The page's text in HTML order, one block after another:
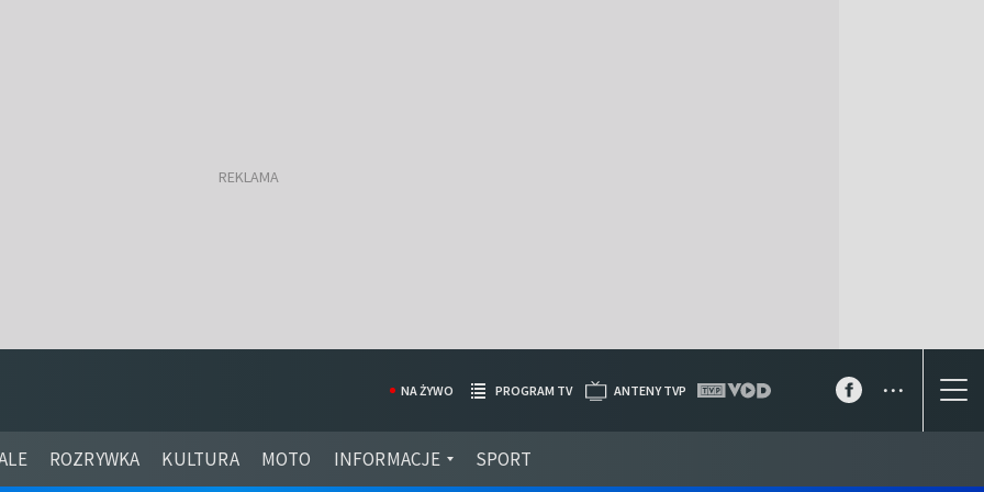
ROZRYWKA KULTURA MOTO INFORMACJE SPORT
NA ŻYWO PROGRAM TV ANTENY TVP ...